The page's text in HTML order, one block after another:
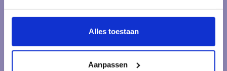
Alles toestaan
Aanpassen
Muntplein 1
3841 EE Harderwijk